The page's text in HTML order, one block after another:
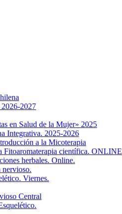
2027
en Salud de la Mujer» 2025
Integrativa. 2025-2026
a la Micoterapia
Fitoaromaterapia científica. ONLINE
herbales. Online.
nervioso.
Viernes.
Central